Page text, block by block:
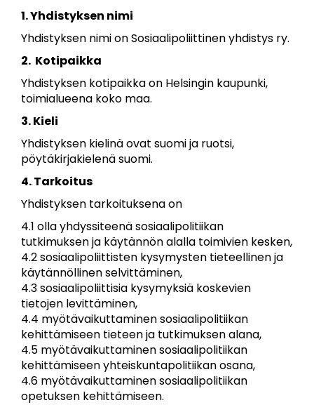
1. Yhdistyksen nimi
Yhdistyksen nimi on Sosiaalipoliittinen yhdistys ry.
2. Kotipaikka
Yhdistyksen kotipaikka on Helsingin kaupunki,
toimialueena koko maa.
3. Kieli
Yhdistyksen kielinä ovat suomi ja ruotsi,
pöytäkirjakielenä suomi.
4. Tarkoitus
Yhdistyksen tarkoituksena on
4.1 olla yhdyssiteenä sosiaalipolitiikan
tutkimuksen ja käytännön alalla toimivien kesken,
4.2 sosiaalipoliittisten kysymysten tieteellinen ja
käytännöllinen selvittäminen,
4.3 sosiaalipoliittisia kysymyksiä koskevien
tietojen levittäminen,
4.4 myötävaikuttaminen sosiaalipolitiikan
kehittämiseen tieteen ja tutkimuksen alana,
4.5 myötävaikuttaminen sosiaalipolitiikan
kehittämiseen yhteiskuntapolitiikan osana,
4.6 myötävaikuttaminen sosiaalipolitiikan
opetuksen kehittämiseen.